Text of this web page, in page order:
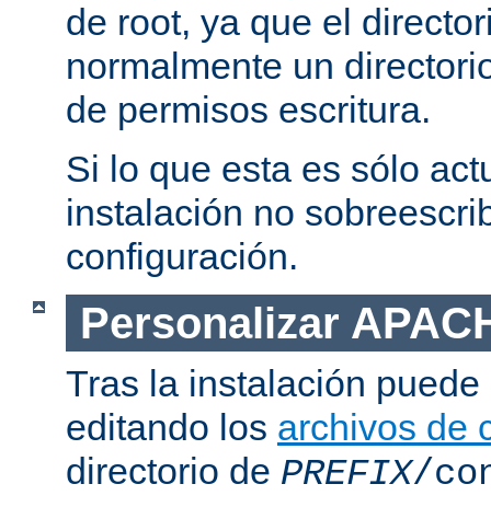
de root, ya que el
normalmente un
de permisos escritura.
Si lo que esta es sólo
instalación no
configuración.
Personalizar
Tras la instalación
editando los archivos de
directorio de PREFIX/